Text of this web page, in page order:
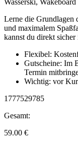
Wasserski,
Lerne die Grundlagen
und maximalem
kannst du direkt
Flexibel:
Gutscheine: Im
Termin
Wichtig: vor
1777529785
Gesamt:
59.00 €